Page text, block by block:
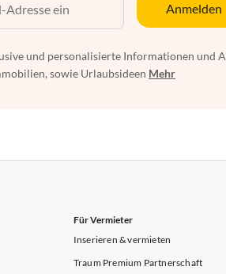
Anmelden
und personalisierte Informationen und
sowie Urlaubsideen Mehr
Für Vermieter
Inserieren & vermieten
Traum Premium Partnerschaft